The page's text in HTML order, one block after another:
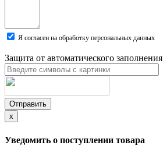
Я согласен на обработку персональных данных
Защита от автоматического заполнения
Отправить
x
Уведомить о поступлении товара